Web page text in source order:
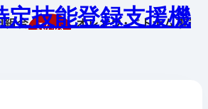
定技能登録支援機